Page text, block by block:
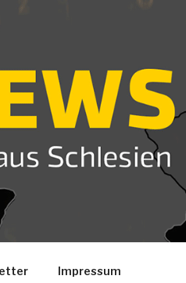
Impressum